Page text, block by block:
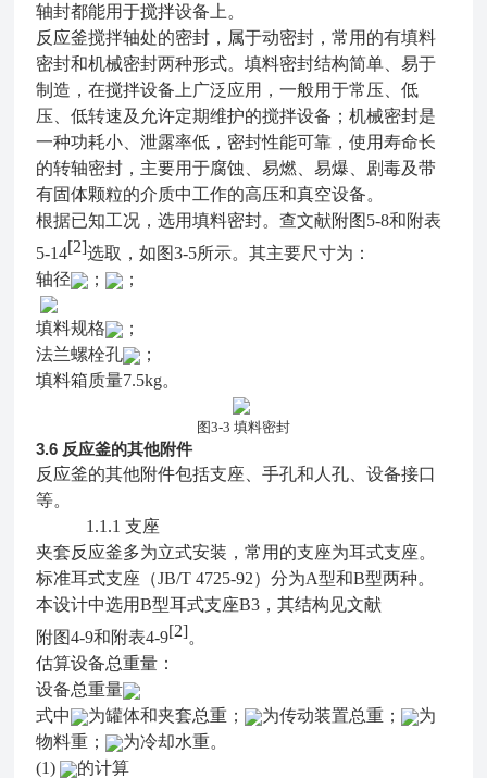
轴封都能用于搅拌设备上。
反应釜搅拌轴处的密封，属于动密封，常用的有填料
密封和机械密封两种形式。填料密封结构简单、易于
制造，在搅拌设备上广泛应用，一般用于常压、低
压、低转速及允许定期维护的搅拌设备；机械密封是
一种功耗小、泄露率低，密封性能可靠，使用寿命长
的转轴密封，主要用于腐蚀、易燃、易爆、剧毒及带
有固体颗粒的介质中工作的高压和真空设备。
根据已知工况，选用填料密封。查文献附图5-8和附表
5-14[2]选取，如图3-5所示。其主要尺寸为：
轴径
； ；
填料规格
；
法兰螺栓孔
；
填料箱质量7.5kg。
图3-3 填料密封
3.6 反应釜的其他附件
反应釜的其他附件包括支座、手孔和人孔、设备接口
等。
1.1.1 支座
夹套反应釜多为立式安装，常用的支座为耳式支座。
标准耳式支座（JB/T 4725-92）分为A型和B型两种。
本设计中选用B型耳式支座B3，其结构见文献
附图4-9和附表4-9[2]。
估算设备总重量：
设备总重量
式中
为罐体和夹套总重； 为传动装置总重；
为
物料重；
为冷却水重。
(1)
的计算